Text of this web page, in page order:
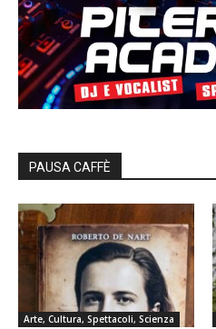
PAUSA CAFFÈ
Arte, Cultura, Spettacoli, Scienza